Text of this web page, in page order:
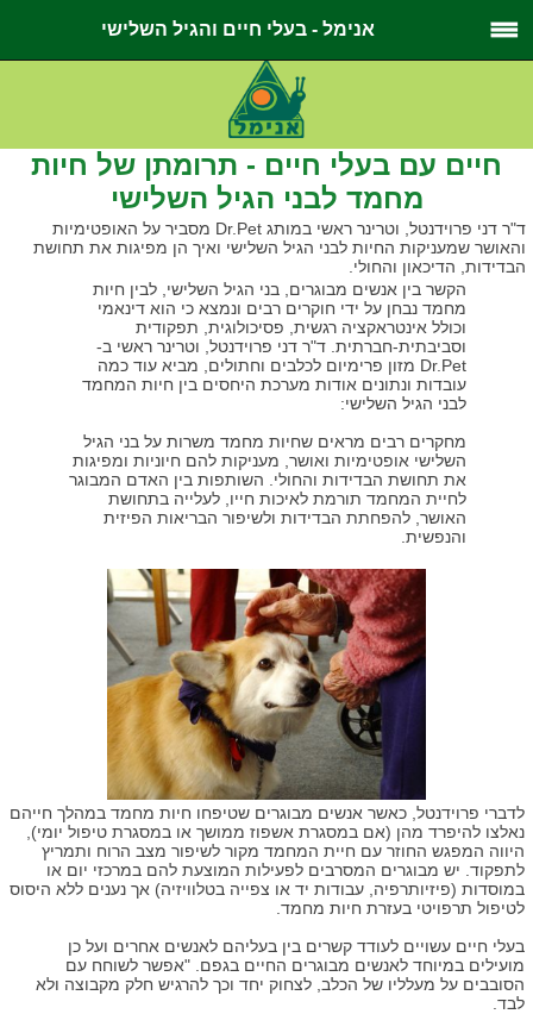
אנימל - בעלי חיים והגיל השלישי
חיים עם בעלי חיים - תרומתן של חיות
מחמד לבני הגיל השלישי
ד"ר דני פרוידנטל, וטרינר ראשי במותג Dr.Pet מסביר על האופטימיות
והאושר שמעניקות החיות לבני הגיל השלישי ואיך הן מפיגות את תחושת
הבדידות, הדיכאון והחולי.
הקשר בין אנשים מבוגרים, בני הגיל השלישי, לבין חיות
מחמד נבחן על ידי חוקרים רבים ונמצא כי הוא דינאמי
וכולל אינטראקציה רגשית, פסיכולוגית, תפקודית
וסביבתית-חברתית. ד"ר דני פרוידנטל, וטרינר ראשי ב-
Dr.Pet מזון פרימיום לכלבים וחתולים, מביא עוד כמה
עובדות ונתונים אודות מערכת היחסים בין חיות המחמד
לבני הגיל השלישי:
מחקרים רבים מראים שחיות מחמד משרות על בני הגיל
השלישי אופטימיות ואושר, מעניקות להם חיוניות ומפיגות
את תחושת הבדידות והחולי. השותפות בין האדם המבוגר
לחיית המחמד תורמת לאיכות חייו, לעלייה בתחושת
האושר, להפחתת הבדידות ולשיפור הבריאות הפיזית
והנפשית.
לדברי פרוידנטל, כאשר אנשים מבוגרים שטיפחו חיות מחמד במהלך חייהם
נאלצו להיפרד מהן (אם במסגרת אשפוז ממושך או במסגרת טיפול יומי),
היווה המפגש החוזר עם חיית המחמד מקור לשיפור מצב הרוח ותמריץ
לתפקוד. יש מבוגרים המסרבים לפעילות המוצעת להם במרכזי יום או
במוסדות (פיזיותרפיה, עבודות יד או צפייה בטלוויזיה) אך נענים ללא היסוס
לטיפול תרפויטי בעזרת חיות מחמד.
בעלי חיים עשויים לעודד קשרים בין בעליהם לאנשים אחרים ועל כן
מועילים במיוחד לאנשים מבוגרים החיים בגפם. "אפשר לשוחח עם
הסובבים על מעלליו של הכלב, לצחוק יחד וכך להרגיש חלק מקבוצה ולא
לבד.